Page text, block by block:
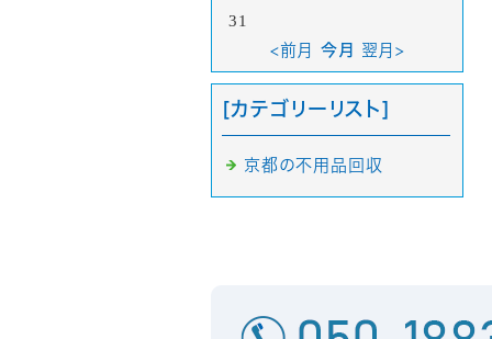
31
<前月 今月 翌月>
[カテゴリーリスト]
京都の不用品回収